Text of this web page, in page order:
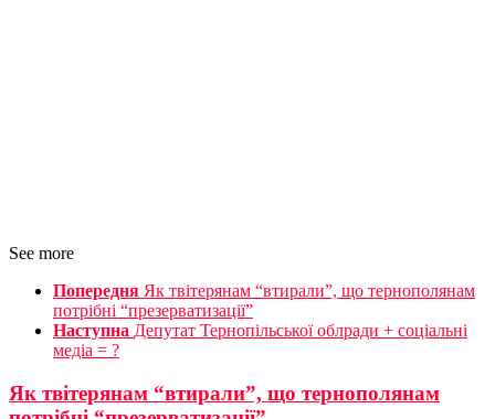
See more
Попередня Як твітерянам “втирали”, що тернополянам
потрібні “презерватизації”
Наступна Депутат Тернопільської облради + соціальні
медіа = ?
Як твітерянам “втирали”, що тернополянам